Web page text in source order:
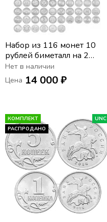
Набор из 116 монет 10
рублей биметалл на 2
монетных двора (без ЧЯП)
2000-2018 в альбоме
Нет в наличии
Цена 14 000 ₽
КОМПЛЕКТ
РАСПРОДАНО
UNC